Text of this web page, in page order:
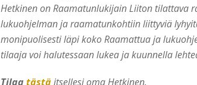
Hetkinen on Raamatunlukijain Liiton tilattava
lukuohjelman ja raamatunkohtiin liittyviä
monipuolisesti läpi koko Raamattua ja
tilaaja voi halutessaan lukea ja kuunnella
Tilaa tästäitsellesi oma Hetkinen.